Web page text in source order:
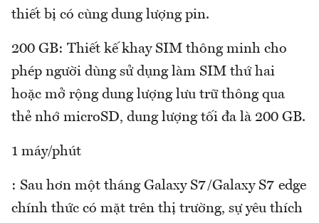
thiết bị có cùng dung lượng pin.
200 GB: Thiết kế khay SIM thông minh cho
phép người dùng sử dụng làm SIM thứ hai
hoặc mở rộng dung lượng lưu trữ thông qua
thẻ nhớ microSD, dung lượng tối đa là 200 GB.
1 máy/phút
: Sau hơn một tháng Galaxy S7/Galaxy S7 edge
chính thức có mặt trên thị trường, sự yêu thích